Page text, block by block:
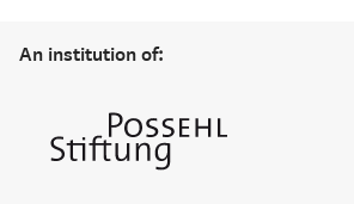
An institution of: